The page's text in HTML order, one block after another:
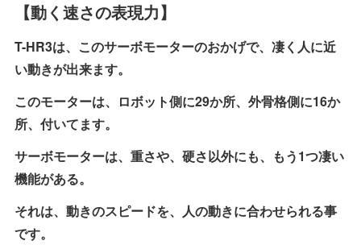
【動く速さの表現力】
T-HR3は、このサーボモーターのおかげで、凄く人に近
い動きが出来ます。
このモーターは、ロボット側に29か所、外骨格側に16か
所、付いてます。
サーボモーターは、重さや、硬さ以外にも、もう1つ凄い
機能がある。
それは、動きのスピードを、人の動きに合わせられる事
です。